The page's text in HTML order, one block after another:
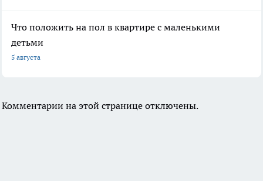
Что положить на пол в квартире с маленькими
детьми
5 августа
Комментарии на этой странице отключены.